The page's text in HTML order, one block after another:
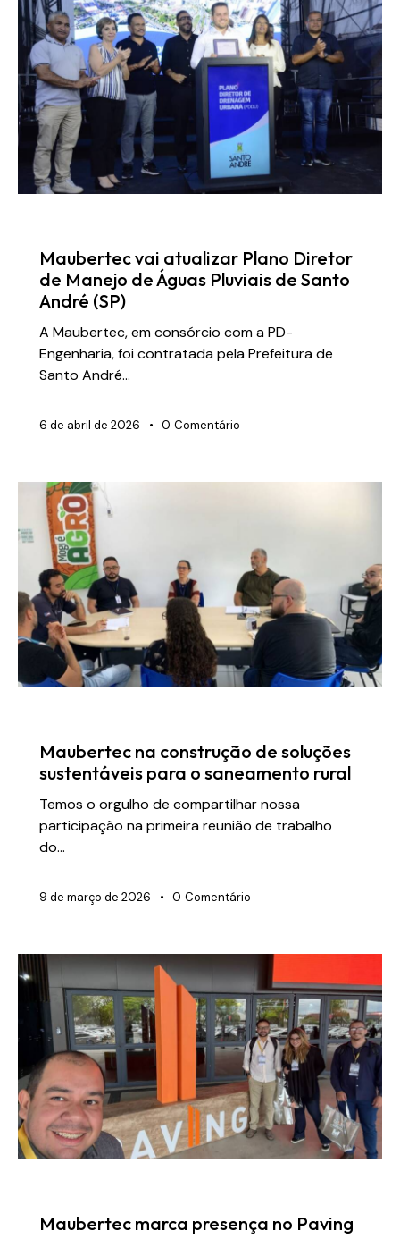
Maubertec vai atualizar Plano Diretor
de Manejo de Águas Pluviais de Santo
André (SP)
A Maubertec, em consórcio com a PD-
Engenharia, foi contratada pela Prefeitura de
Santo André…
6 de abril de 2026 0 Comentário
Maubertec na construção de soluções
sustentáveis para o saneamento rural
Temos o orgulho de compartilhar nossa
participação na primeira reunião de trabalho
do…
9 de março de 2026 0 Comentário
Maubertec marca presença no Paving